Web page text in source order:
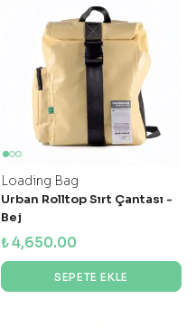
Loading Bag
Urban Rolltop Sırt Çantası -
Bej
₺ 4,650.00
SEPETE EKLE